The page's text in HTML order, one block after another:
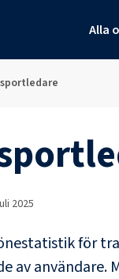
Alla
2025
för
av användare.